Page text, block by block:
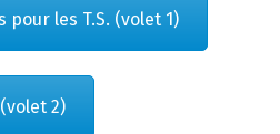
les T.S. (volet 1)
2)